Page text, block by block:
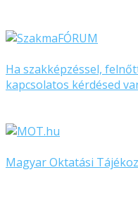
Ha szakképzéssel,
kapcsolatos kérdésed
Magyar Oktatási